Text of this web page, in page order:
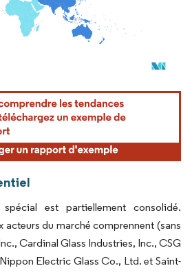
réutilisation nécessite une attribution sous CC BY
est partiellement consolidé.
acteurs du marché comprennent (sans
Cardinal Glass Industries, Inc., CSG
Electric Glass Co., Ltd. et Saint-